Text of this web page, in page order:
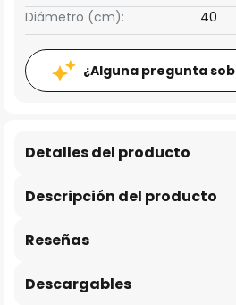
Diámetro (cm):
40
¿Alguna pregunta
Descripción del producto
Detalles del producto
Reseñas
Descargables